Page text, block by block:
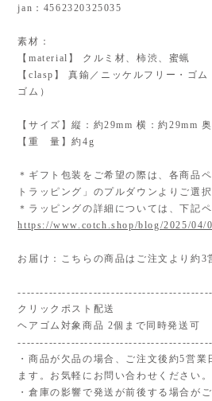
jan：4562320325035
素材：
【material】 クルミ材、柿渋、蜜蝋
【clasp】 真鍮／ニッケルフリー・ゴ
ゴム）
【サイズ】縦：約29mm 横：約29mm
【重 量】約4g
＊ギフト包装をご希望の際は、各商品
トラッピング」のプルダウンよりご選択
＊ラッピングの詳細については、下記
https://www.cotch.shop/blog/2025/04/
お届け：こちらの商品はご注文より約3
クリックポスト配送
ヘアゴム対象商品 2個まで同時発送可
・商品が欠品の場合、ご注文後約5営業
ます。お気軽にお問い合わせください。
・倉庫の影響で発送が前後する場合がご